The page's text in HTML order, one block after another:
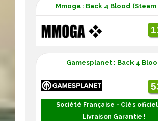
Mmoga : Back 4 Blood (Steam
Gamesplanet : Back 4
Société Française - Clés
Livraison Garantie !